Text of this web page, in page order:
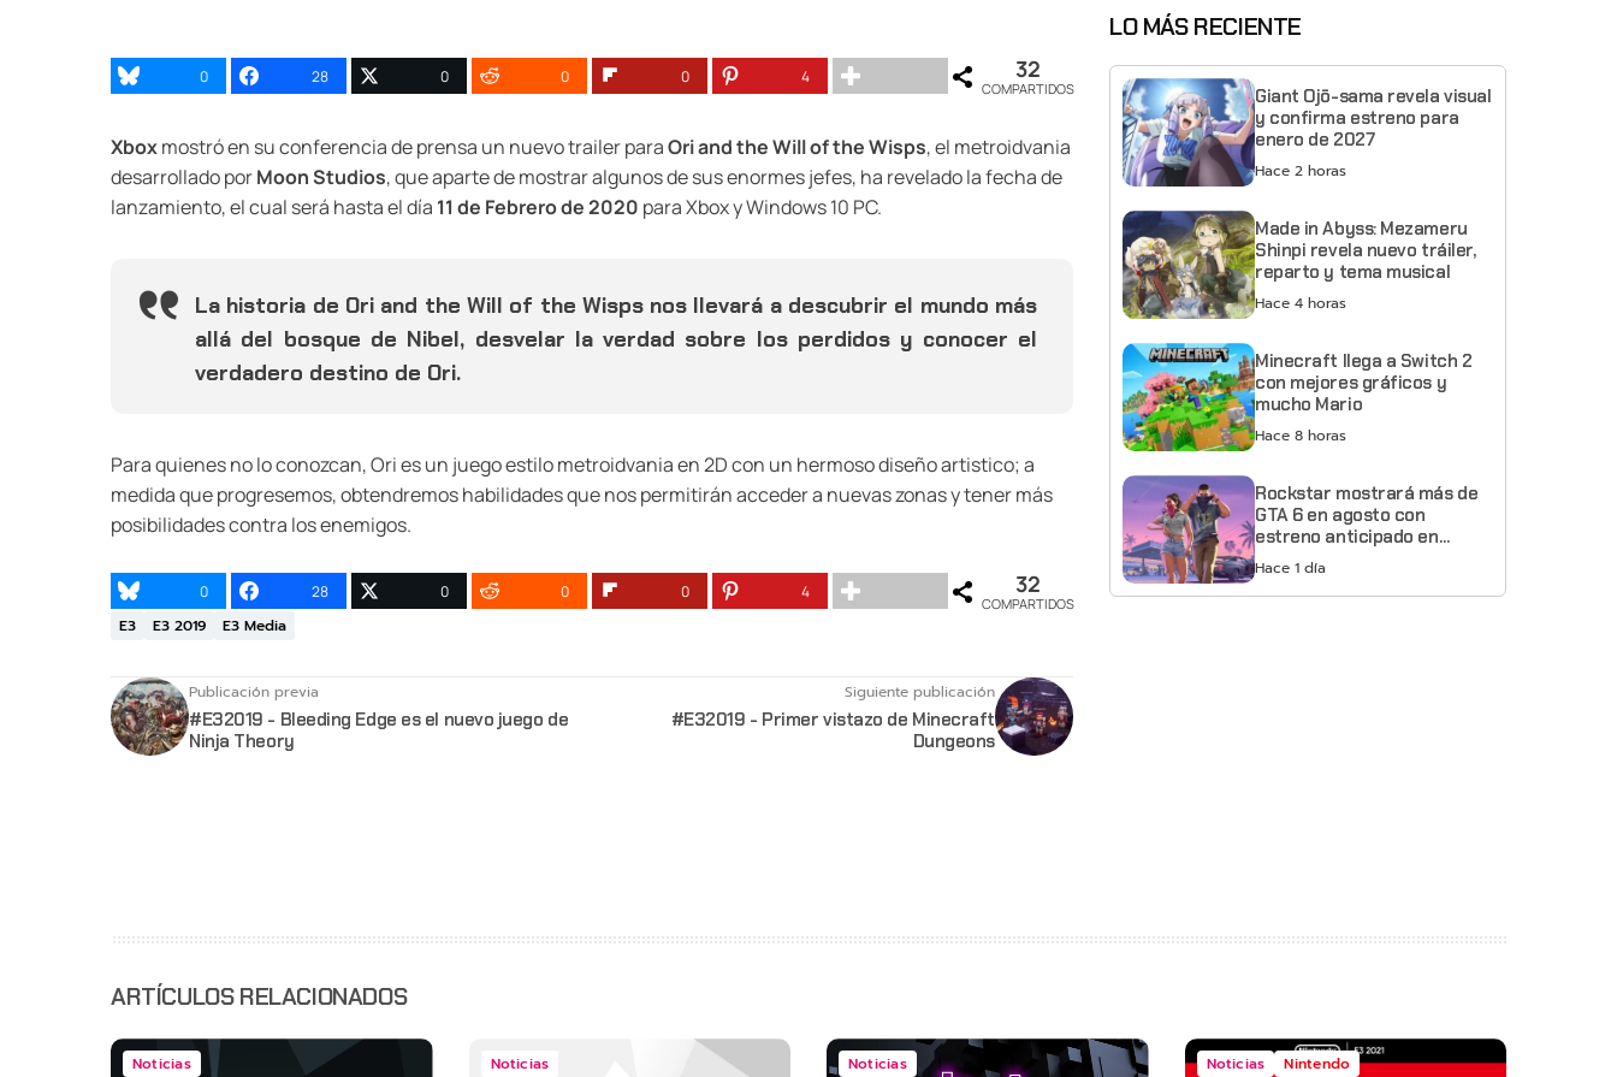
0 28 0 0 0 4 32
COMPARTIDOS
Xboxmostró en su conferencia de prensa un nuevo trailer paraOri and the Will of the Wisps, el metroidvania
desarrollado porMoon Studios, que aparte de mostrar algunos de sus enormes jefes, ha revelado la fecha de
lanzamiento, el cual será hasta el día 11 de Febrero de 2020 para Xbox y Windows 10 PC.
La historia de Ori and the Will of the Wisps nos llevará a descubrir el mundo más
allá del bosque de Nibel, desvelar la verdad sobre los perdidos y conocer el
verdadero destino de Ori.
Para quienes no lo conozcan, Ori es un juego estilo metroidvania en 2D con un hermoso diseño artistico; a
medida que progresemos, obtendremos habilidades que nos permitirán acceder a nuevas zonas y tener más
posibilidades contra los enemigos.
0 28 0 0 0 4 32
COMPARTIDOS
E3 E3 2019 E3 Media
Publicación previa
#E32019 - Bleeding Edge es el nuevo juego de
Ninja Theory
Siguiente publicación
#E32019 - Primer vistazo de Minecraft
Dungeons
LO MÁS RECIENTE
Giant Ojō-sama revela visual
y confirma estreno para
enero de 2027
Hace 2 horas
Made in Abyss: Mezameru
Shinpi revela nuevo tráiler,
reparto y tema musical
Hace 4 horas
Minecraft llega a Switch 2
con mejores gráficos y
mucho Mario
Hace 8 horas
Rockstar mostrará más de
GTA 6 en agosto con
estreno anticipado en
Netflix
Hace 1 día
ARTÍCULOS RELACIONADOS
Noticias Noticias Noticias Noticias Nintendo